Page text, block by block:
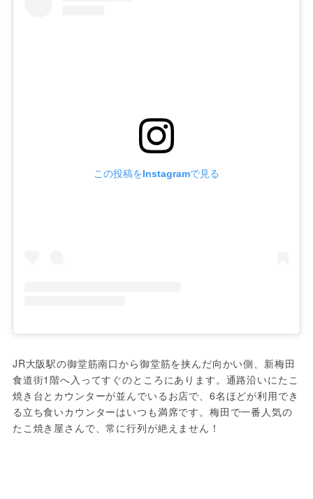
この投稿をInstagramで見る
JR大阪駅の御堂筋南口から御堂筋を挟んだ向かい側、新梅田
食道街1階へ入ってすぐのところにあります。通路沿いにたこ
焼き台とカウンターが並んでいるお店で、6名ほどが利用でき
る立ち食いカウンターはいつも満席です。梅田で一番人気の
たこ焼き屋さんで、常に行列が絶えません！